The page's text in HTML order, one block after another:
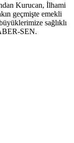
Kurucan, İlhami
geçmişte emekli
sağlıklı
SEN.